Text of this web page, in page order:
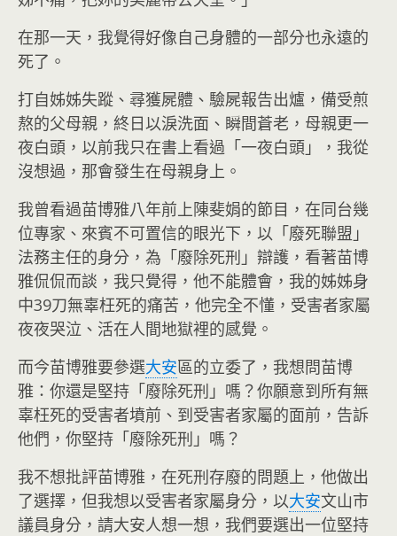
在那一天，我覺得好像自己身體的一部分也永遠的
死了。
打自姊姊失蹤、尋獲屍體、驗屍報告出爐，備受煎
熬的父母親，終日以淚洗面、瞬間蒼老，母親更一
夜白頭，以前我只在書上看過「一夜白頭」，我從
沒想過，那會發生在母親身上。
我曾看過苗博雅八年前上陳斐娟的節目，在同台幾
位專家、來賓不可置信的眼光下，以「廢死聯盟」
法務主任的身分，為「廢除死刑」辯護，看著苗博
雅侃侃而談，我只覺得，他不能體會，我的姊姊身
中39刀無辜枉死的痛苦，他完全不懂，受害者家屬
夜夜哭泣、活在人間地獄裡的感覺。
而今苗博雅要參選大安區的立委了，我想問苗博
雅：你還是堅持「廢除死刑」嗎？你願意到所有無
辜枉死的受害者墳前、到受害者家屬的面前，告訴
他們，你堅持「廢除死刑」嗎？
我不想批評苗博雅，在死刑存廢的問題上，他做出
了選擇，但我想以受害者家屬身分，以大安文山市
議員身分，請大安人想一想，我們要選出一位堅持